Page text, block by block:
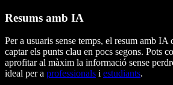
Resums amb IA
Per a usuaris sense temps, el resum amb IA
captar els punts clau en pocs segons. Pots
aprofitar al màxim la informació sense
ideal per a professionals i estudiants.